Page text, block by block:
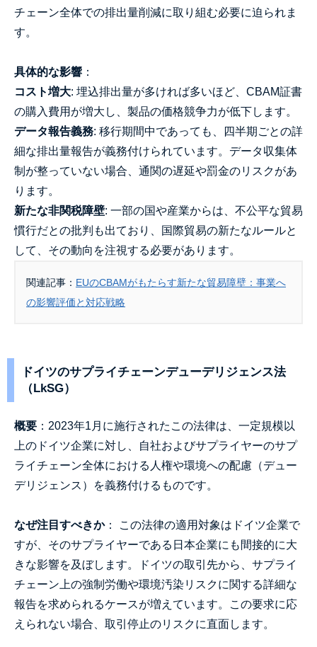
チェーン全体での排出量削減に取り組む必要に迫られま
す。
具体的な影響 ：
コスト増大: 埋込排出量が多ければ多いほど、CBAM証書
の購入費用が増大し、製品の価格競争力が低下します。
データ報告義務: 移行期間中であっても、四半期ごとの詳
細な排出量報告が義務付けられています。データ収集体
制が整っていない場合、通関の遅延や罰金のリスクがあ
ります。
新たな非関税障壁: 一部の国や産業からは、不公平な貿易
慣行だとの批判も出ており、国際貿易の新たなルールと
して、その動向を注視する必要があります。
関連記事： EUのCBAMがもたらす新たな貿易障壁：事業へ
の影響評価と対応戦略
ドイツのサプライチェーンデューデリジェンス法
（LkSG）
概要 ：2023年1月に施行されたこの法律は、一定規模以
上のドイツ企業に対し、自社およびサプライヤーのサプ
ライチェーン全体における人権や環境への配慮（デュー
デリジェンス）を義務付けるものです。
なぜ注目すべきか： この法律の適用対象はドイツ企業で
すが、そのサプライヤーである日本企業にも間接的に大
きな影響を及ぼします。ドイツの取引先から、サプライ
チェーン上の強制労働や環境汚染リスクに関する詳細な
報告を求められるケースが増えています。この要求に応
えられない場合、取引停止のリスクに直面します。